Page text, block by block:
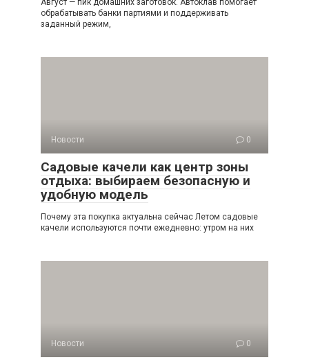
Август — пик домашних заготовок. Автоклав помогает
обрабатывать банки партиями и поддерживать
заданный режим,
Новости 0
Садовые качели как центр зоны
отдыха: выбираем безопасную и
удобную модель
Почему эта покупка актуальна сейчас Летом садовые
качели используются почти ежедневно: утром на них
Новости 0